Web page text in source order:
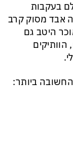
בעקבות
אבד מסוק קרב
היטב גם
ביותר: